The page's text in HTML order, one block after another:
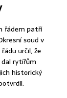
řádem patří
soud v
určil, že
dal rytířům
historický